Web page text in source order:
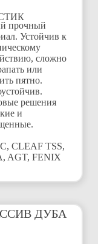
прочный
Устойчив к
сложно
или
пятно.
решения
и
CLEAF TSS,
AGT, FENIX